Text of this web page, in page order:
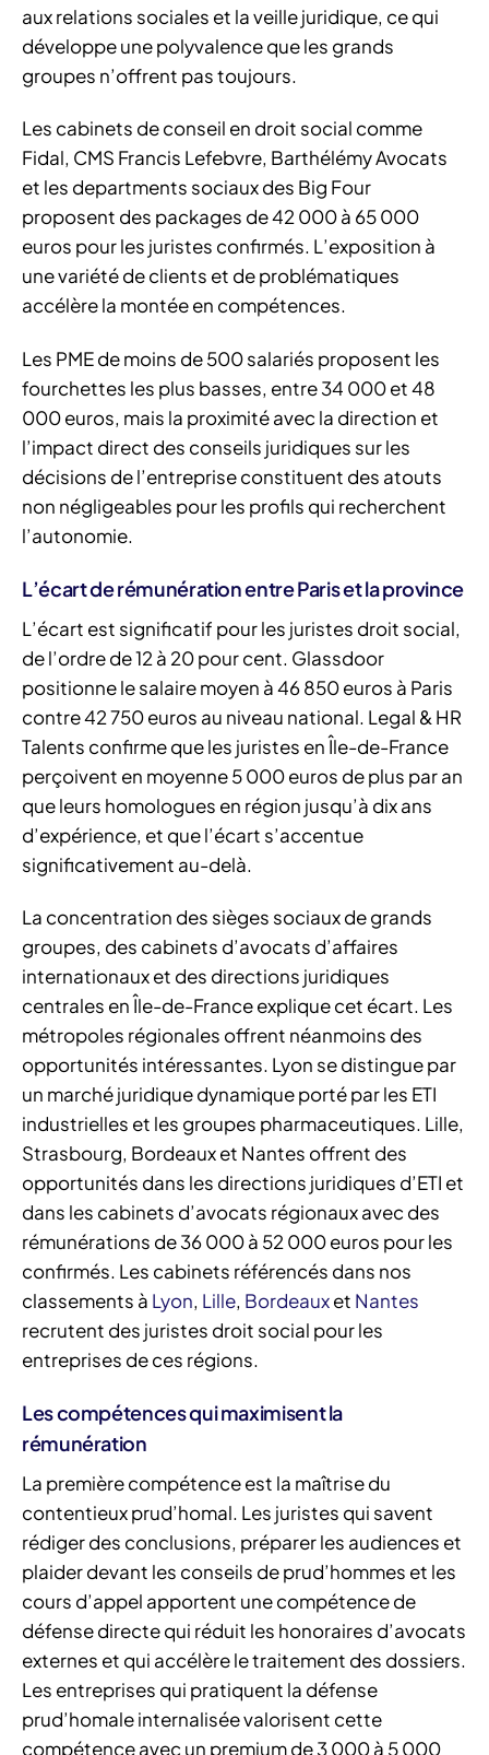
aux relations sociales et la veille juridique, ce qui
développe une polyvalence que les grands
groupes n’offrent pas toujours.
Les cabinets de conseil en droit social comme
Fidal, CMS Francis Lefebvre, Barthélémy Avocats
et les departments sociaux des Big Four
proposent des packages de 42 000 à 65 000
euros pour les juristes confirmés. L’exposition à
une variété de clients et de problématiques
accélère la montée en compétences.
Les PME de moins de 500 salariés proposent les
fourchettes les plus basses, entre 34 000 et 48
000 euros, mais la proximité avec la direction et
l’impact direct des conseils juridiques sur les
décisions de l’entreprise constituent des atouts
non négligeables pour les profils qui recherchent
l’autonomie.
L’écart de rémunération entre Paris et la province
L’écart est significatif pour les juristes droit social,
de l’ordre de 12 à 20 pour cent. Glassdoor
positionne le salaire moyen à 46 850 euros à Paris
contre 42 750 euros au niveau national. Legal & HR
Talents confirme que les juristes en Île-de-France
perçoivent en moyenne 5 000 euros de plus par an
que leurs homologues en région jusqu’à dix ans
d’expérience, et que l’écart s’accentue
significativement au-delà.
La concentration des sièges sociaux de grands
groupes, des cabinets d’avocats d’affaires
internationaux et des directions juridiques
centrales en Île-de-France explique cet écart. Les
métropoles régionales offrent néanmoins des
opportunités intéressantes. Lyon se distingue par
un marché juridique dynamique porté par les ETI
industrielles et les groupes pharmaceutiques. Lille,
Strasbourg, Bordeaux et Nantes offrent des
opportunités dans les directions juridiques d’ETI et
dans les cabinets d’avocats régionaux avec des
rémunérations de 36 000 à 52 000 euros pour les
confirmés. Les cabinets référencés dans nos
classements à Lyon, Lille, Bordeauxet Nantes
recrutent des juristes droit social pour les
entreprises de ces régions.
Les compétences qui maximisent la
rémunération
La première compétence est la maîtrise du
contentieux prud’homal. Les juristes qui savent
rédiger des conclusions, préparer les audiences et
plaider devant les conseils de prud’hommes et les
cours d’appel apportent une compétence de
défense directe qui réduit les honoraires d’avocats
externes et qui accélère le traitement des dossiers.
Les entreprises qui pratiquent la défense
prud’homale internalisée valorisent cette
compétence avec un premium de 3 000 à 5 000